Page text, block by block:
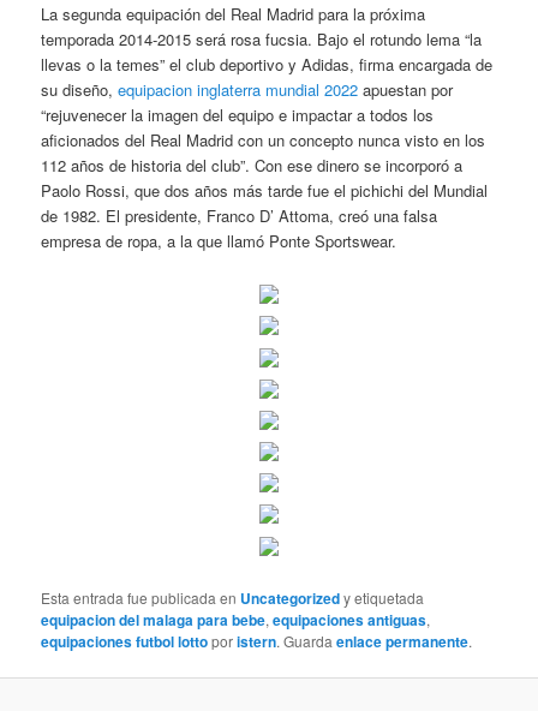
La segunda equipación del Real Madrid para la próxima
temporada 2014-2015 será rosa fucsia. Bajo el rotundo lema “la
llevas o la temes” el club deportivo y Adidas, firma encargada de
su diseño,equipacion inglaterra mundial 2022 apuestan por
“rejuvenecer la imagen del equipo e impactar a todos los
aficionados del Real Madrid con un concepto nunca visto en los
112 años de historia del club”. Con ese dinero se incorporó a
Paolo Rossi, que dos años más tarde fue el pichichi del Mundial
de 1982. El presidente, Franco D’ Attoma, creó una falsa
empresa de ropa, a la que llamó Ponte Sportswear.
Esta entrada fue publicada en Uncategorizedy etiquetada
equipacion del malaga para bebe,equipaciones antiguas,
equipaciones futbol lottoporistern. Guardaenlace permanente.